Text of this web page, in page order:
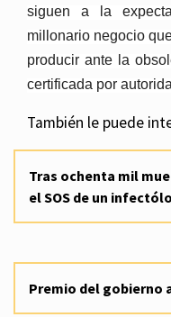
siguen a la
millonario negocio
producir ante la
certificada por
También le puede
Tras ochenta mil
el SOS de un
Premio del gobierno